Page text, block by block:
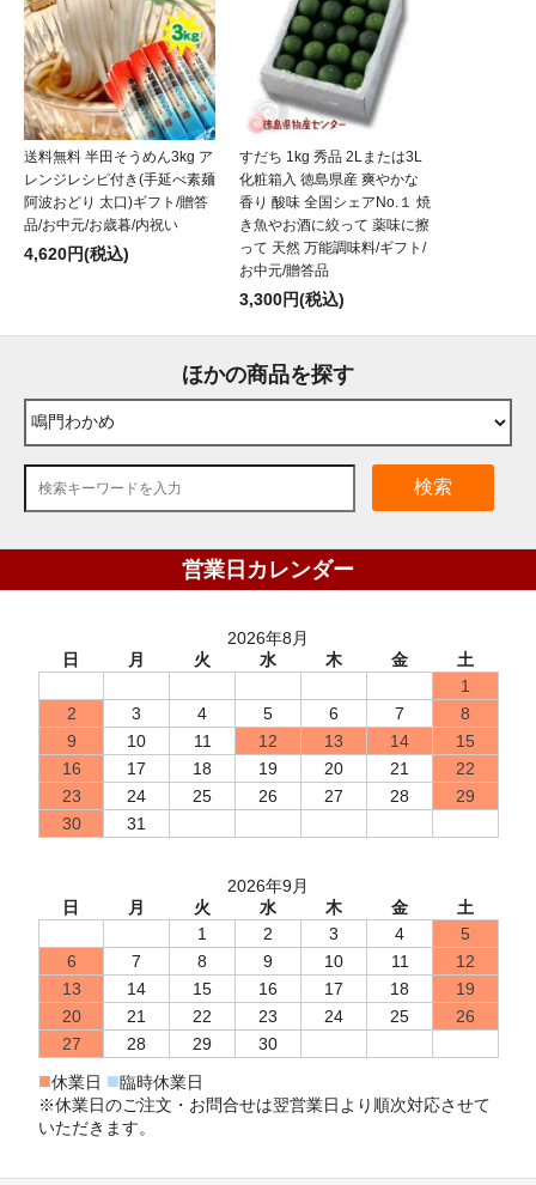
送料無料 半田そうめん3kg ア
レンジレシピ付き(手延べ素麺
阿波おどり 太口)ギフト/贈答
品/お中元/お歳暮/内祝い
4,620円(税込)
すだち 1kg 秀品 2Lまたは3L
化粧箱入 徳島県産 爽やかな
香り 酸味 全国シェアNo.１ 焼
き魚やお酒に絞って 薬味に擦
って 天然 万能調味料/ギフト/
お中元/贈答品
3,300円(税込)
ほかの商品を探す
検索
営業日カレンダー
2026年8月
日
月 火 水 木 金
土
1
2
3 4 5 6 7
8
9
10 11 12 13 14
15
16
17 18 19 20 21
22
23
24 25 26 27 28
29
30
31
2026年9月
日
月 火 水 木 金
土
1
2 3 4
5
6
7 8 9 10 11
12
13
14 15 16 17 18
19
20
21 22 23 24 25
26
27
28 29 30
■休業日 ■臨時休業日
※休業日のご注文・お問合せは翌営業日より順次対応させて
いただきます。